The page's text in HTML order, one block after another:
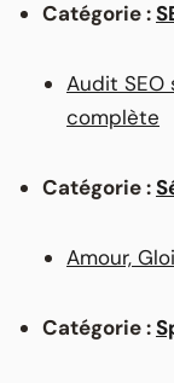
Catégorie :
Audit
complète
Catégorie :
Amour,
Catégorie :